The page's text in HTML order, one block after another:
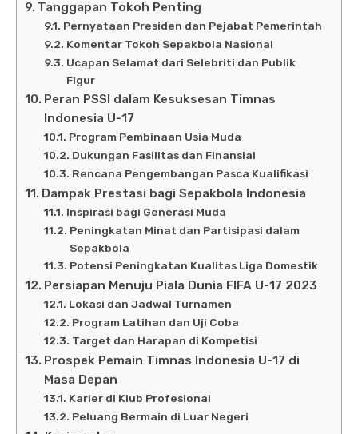
Tanggapan Tokoh Penting
Pernyataan Presiden dan Pejabat Pemerintah
Komentar Tokoh Sepakbola Nasional
Ucapan Selamat dari Selebriti dan Publik
Figur
Peran PSSI dalam Kesuksesan Timnas
Indonesia U-17
Program Pembinaan Usia Muda
Dukungan Fasilitas dan Finansial
Rencana Pengembangan Pasca Kualifikasi
Dampak Prestasi bagi Sepakbola Indonesia
Inspirasi bagi Generasi Muda
Peningkatan Minat dan Partisipasi dalam
Sepakbola
Potensi Peningkatan Kualitas Liga Domestik
Persiapan Menuju Piala Dunia FIFA U-17 2023
Lokasi dan Jadwal Turnamen
Program Latihan dan Uji Coba
Target dan Harapan di Kompetisi
Prospek Pemain Timnas Indonesia U-17 di
Masa Depan
Karier di Klub Profesional
Peluang Bermain di Luar Negeri